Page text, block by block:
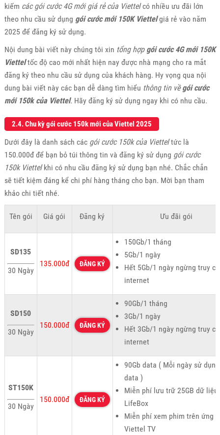
kiếm các gói cước 4G mới giá rẻ của Viettelcó nhiều ưu đãi lớn
theo nhu cầu sử dụng gói cước mới 150K Viettelgiá rẻ vào năm
2025 để đăng ký sử dụng.
Nội dung bài viết này chúng tôi xin tổng hợp gói cước 4G mới 150K
Vietteltốc độ cao mới nhất hiện nay được nhà mạng cho ra mắt
đăng ký theo nhu cầu sử dụng của khách hàng. Hy vọng qua nội
dung bài viết này các bạn dễ dàng tìm hiểu thông tin vềgói cước
mới 150k của Viettel. Hãy đăng ký sử dụng ngay khi có nhu cầu.
2.4. Chu kỳ gói cước 150kmới của Viettel 2025
Dưới đây là danh sách các gói cước 150k của Vietteltức là
150.000đ để bạn bỏ túi thông tin và đăng ký sử dụng gói cước
150k Viettelkhi có nhu cầu đăng ký sử dụng bạn nhé. Chắc chắn
sẽ tiết kiệm đáng kể chi phí hàng tháng cho bạn. Mời bạn tham
khảo chi tiết nhé.
Tên gói Giá gói Đăng ký Ưu đãi gói
SD135
30 Ngày
135.000đ ĐĂNG KÝ
150Gb/1 tháng
5Gb/1 ngày
Hết 5Gb/1 ngày ngừng truy
internet
SD150
30 Ngày
150.000đ ĐĂNG KÝ
90Gb/1 tháng
3Gb/1 ngày
Hết 3Gb/1 ngày ngừng truy
internet
ST150K
30 Ngày
150.000đ ĐĂNG KÝ
90Gb data ( Mỗi ngày sử
data )
Miễn phí lưu trữ 25GB dữ liệu
LifeBox
Miễn phí xem phim trên ứng
Viettel TV